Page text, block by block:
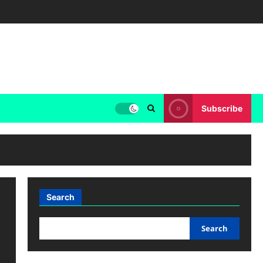
Subscribe
Search
Search